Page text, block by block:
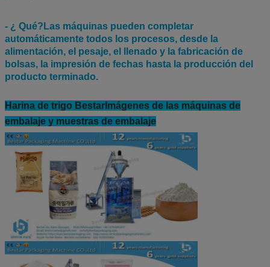
- ¿ Qué? Las máquinas pueden completar
automáticamente todos los procesos, desde la
alimentación, el pesaje, el llenado y la fabricación de
bolsas, la impresión de fechas hasta la producción del
producto terminado.
Harina de trigo Bestar Imágenes de las máquinas de
embalaje y muestras de embalaje